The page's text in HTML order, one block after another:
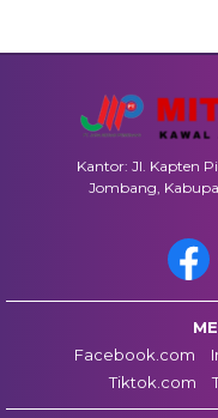
Kantor: Jl. Kapten
Jombang,
Facebook.com
Tiktok.com